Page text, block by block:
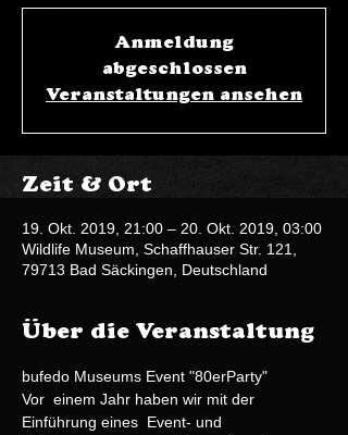
Anmeldung
abgeschlossen
Veranstaltungen ansehen
Zeit & Ort
19. Okt. 2019, 21:00 – 20. Okt. 2019, 03:00
Wildlife Museum, Schaffhauser Str. 121,
79713 Bad Säckingen, Deutschland
Über die Veranstaltung
bufedo Museums Event "80erParty"
Vor  einem Jahr haben wir mit der
Einführung eines  Event- und